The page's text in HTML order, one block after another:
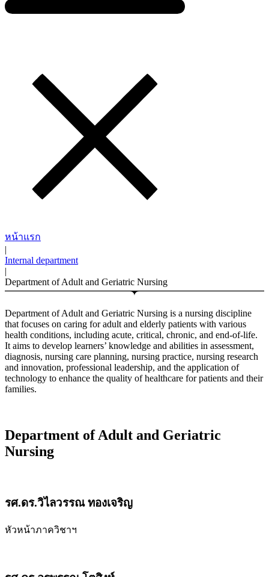
หน้าแรก
|
Internal department
|
Department of Adult and Geriatric Nursing
Department of Adult and Geriatric Nursing is a nursing discipline
that focuses on caring for adult and elderly patients with various
health conditions, including acute, critical, chronic, and end-of-life.
It aims to develop learners’ knowledge and abilities in assessment,
diagnosis, nursing care planning, nursing practice, nursing research
and innovation, professional leadership, and the application of
technology to enhance the quality of healthcare for patients and their
families.
Department of Adult and Geriatric
Nursing
รศ.ดร.วิไลวรรณ ทองเจริญ
หัวหน้าภาควิชาฯ